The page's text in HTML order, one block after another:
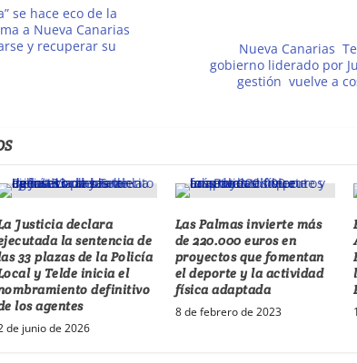
se hace eco de la
a Nueva Canarias
y recuperar su
Nueva Canarias
gobierno liderado por
gestión vuelve a
Justicia declara
la sentencia de
33 plazas de la Policía
y Telde inicia el
definitivo
los agentes
de junio de 2026
Las Palmas invierte más
de 220.000 euros en
proyectos que fomentan
el deporte y la actividad
física adaptada
8 de febrero de 2023